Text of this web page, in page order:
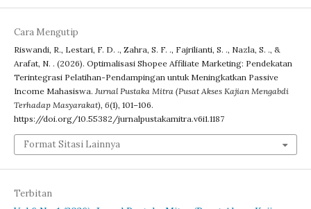
Cara Mengutip
Riswandi, R., Lestari, F. D. ., Zahra, S. F. ., Fajrilianti, S. ., Nazla, S. ., &
Arafat, N. . (2026). Optimalisasi Shopee Affiliate Marketing: Pendekatan
Terintegrasi Pelatihan-Pendampingan untuk Meningkatkan Passive
Income Mahasiswa. Jurnal Pustaka Mitra (Pusat Akses Kajian Mengabdi
Terhadap Masyarakat), 6(1), 101–106.
https://doi.org/10.55382/jurnalpustakamitra.v6i1.1187
Format Sitasi Lainnya
Terbitan